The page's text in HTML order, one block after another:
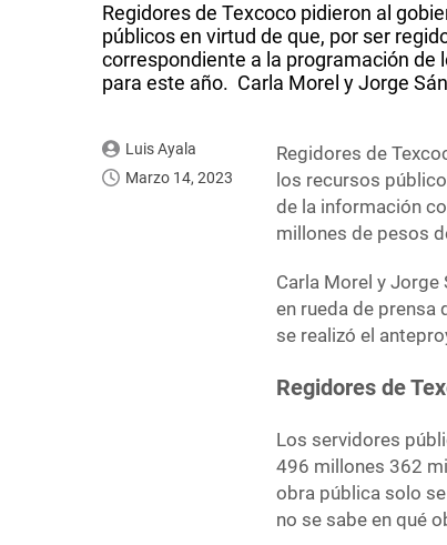
Regidores de Texcoco pidieron al
públicos en virtud de que, por ser
correspondiente a la programación
para este año. Carla Morel y Jorge
Luis Ayala
Marzo 14, 2023
Regidores de
los recursos
de la información
millones de pesos
Carla Morel y Jorge
en rueda de prensa
se realizó el
Regidores de
Los servidores
496 millones 362
obra pública solo
no se sabe en qué